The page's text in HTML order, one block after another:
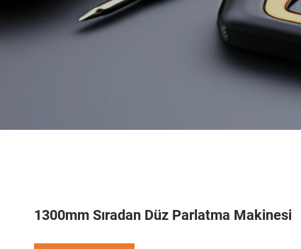
1300mm Sıradan Düz Parlatma Makinesi